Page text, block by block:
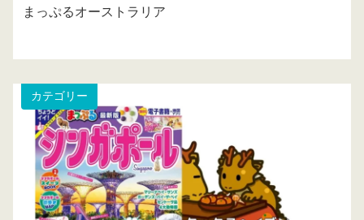
まっぷるオーストラリア
カテゴリー